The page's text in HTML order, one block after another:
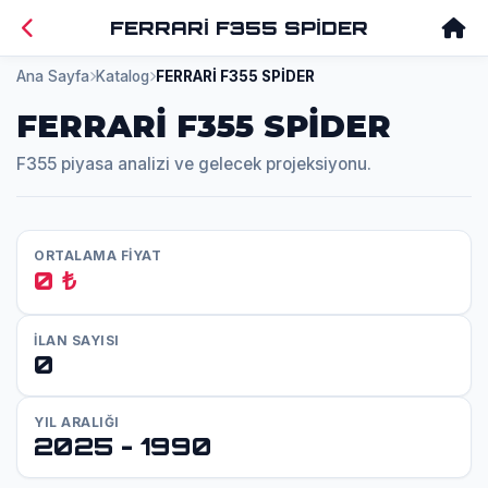
FERRARİ F355 SPİDER
Ana Sayfa Katalog FERRARİ F355 SPİDER
FERRARİ F355 SPİDER
F355 piyasa analizi ve gelecek projeksiyonu.
ORTALAMA FİYAT
0 ₺
İLAN SAYISI
0
YIL ARALIĞI
2025 - 1990